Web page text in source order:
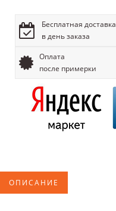
Бесплатная доставка
в день заказа
Оплата
после примерки
ОПИСАНИЕ